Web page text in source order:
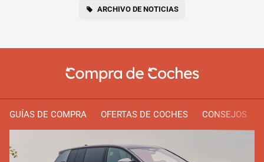
ARCHIVO DE NOTICIAS
GUÍAS DE COMPRA OFERTAS DE COCHES CONSEJOS